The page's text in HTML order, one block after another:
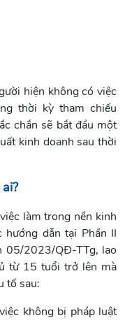
hiện không có việc
thời kỳ tham chiếu
chắn sẽ bắt đầu một
kinh doanh sau thời
làm trong nền kinh
dẫn tại Phần II
05/2023/QĐ-TTg, lao
từ 15 tuổi trở lên mà
tố sau:
không bị pháp luật